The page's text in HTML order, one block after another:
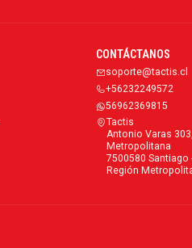
CONTÁCTANOS
soporte@tactis.cl
+56232249572
56962369815
Tactis
Antonio Varas
Metropolitana
7500580 Santiago
Región